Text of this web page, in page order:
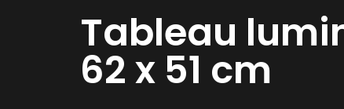
Tableau
62 x 51 cm